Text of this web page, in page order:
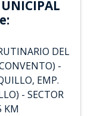
DEL
-
EMP.
- SECTOR
KM